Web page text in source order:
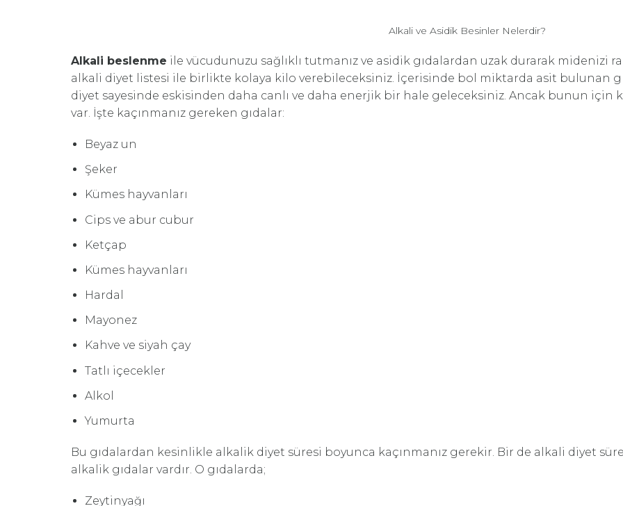
Alkali ve Asidik Besinler Nelerdir?
Alkali beslenme ile vücudunuzu sağlıklı tutmanız ve asidik gıdalardan uzak durarak midenizi
alkali diyet listesi ile birlikte kolaya kilo verebileceksiniz. İçerisinde bol miktarda asit bulunan
diyet sayesinde eskisinden daha canlı ve daha enerjik bir hale geleceksiniz. Ancak bunun için
var. İşte kaçınmanız gereken gıdalar:
Beyaz un
Şeker
Kümes hayvanları
Cips ve abur cubur
Ketçap
Kümes hayvanları
Hardal
Mayonez
Kahve ve siyah çay
Tatlı içecekler
Alkol
Yumurta
Bu gıdalardan kesinlikle alkalik diyet süresi boyunca kaçınmanız gerekir. Bir de alkali diyet
alkalik gıdalar vardır. O gıdalarda;
Zeytinyağı